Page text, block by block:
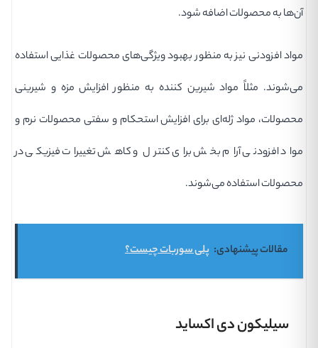
آن‌ها به محصولات اضافه شود.
مواد افزودنی نیز به منظور بهبود ویژگی‌های محصولات غذایی استفاده
می‌شوند. مثلاً مواد شیرین کننده به منظور افزایش مزه و شیرینی
محصولات، مواد ژله‌ای برای افزایش استحکام و سفتی محصولات نرم و
مواد افزودنی آرام بخش برای کنترل و کاهش تغییرات فیزیکی در
محصولات استفاده می‌شوند.
مقالات پیشنهادی: پلی سوربات چیست؟
سیلیکون دی اکساید